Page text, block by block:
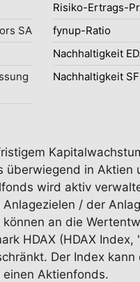
SA
Risiko-Ertrags-
fynup-Ratio
Nachhaltigkeit
Nachhaltigkeit
in
wird aktiv
/ der
an die
HDAX (HDAX
Der Index
Aktienfonds.